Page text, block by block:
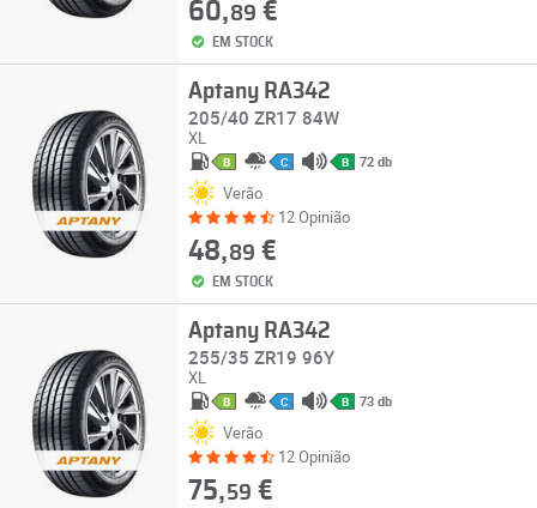
60,89 €
EM STOCK
Aptany RA342
205/40 ZR17 84W
XL
B C B 72 db
Verão
12 Opinião
48,89 €
EM STOCK
Aptany RA342
255/35 ZR19 96Y
XL
B C B 73 db
Verão
12 Opinião
75,59 €